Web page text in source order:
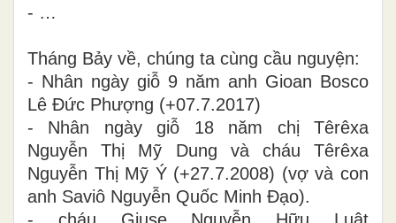
- …
Tháng Bảy về, chúng ta cùng cầu nguyện:
- Nhân ngày giỗ 9 năm anh Gioan Bosco
Lê Đức Phượng (+07.7.2017)
- Nhân ngày giỗ 18 năm chị Têrêxa
Nguyễn Thị Mỹ Dung và cháu Têrêxa
Nguyễn Thị Mỹ Ý (+27.7.2008) (vợ và con
anh Saviô Nguyễn Quốc Minh Đạo).
- cháu Giuse Nguyễn Hữu Luật